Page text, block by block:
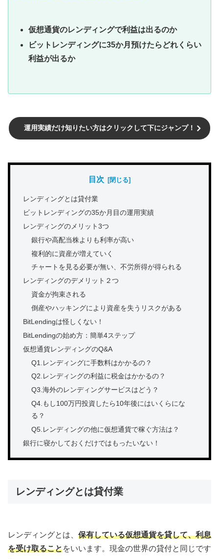
仮想通貨のレンディングで利益は出るのか
ビットレンディングに35か月預けたらどれくらい
利益が出るか
運用実績だけ知りたい方はクリックして下にジャンプ！
目次
レンディングとは貸付業
ビットレンディングの35か月目の運用実績
レンディングのメリット3つ
銀行や高配当株よりも利率が高い
複利的に資産が増えていく
チャートを見る必要が無い、不労所得が得られる
レンディングのデメリット２つ
資金が拘束される
倒産やハッキングにより資産を失うリスクがある
BitLendingは怪しくない！
BitLendingの始め方：簡単4ステップ
仮想通貨レンディングのQ&A
Q1.レンディングに手数料はかかるの？
Q2.レンディングの利益に税金はかかるの？
Q3.海外のレンディングサービスはどう？
Q4.もし100万円投資したら10年後にはいくらにな
る？
Q5.レンディングの他に仮想通貨で稼ぐ方法は？
銀行に寝かしておくだけではもったいない！
レンディングとは貸付業
レンディングとは、 保有している仮想通貨を貸して、利息
を受け取ることをいいます。現金の世界の貸付と同じです